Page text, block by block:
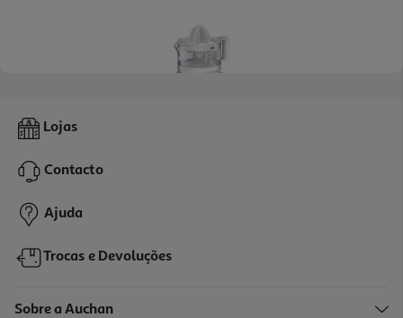
Espremedor De Citrinos Braun Citrusquick 1 Cj 3000 Branco 0.4 L
26,99 €
Lojas
Contacto
Ajuda
Trocas e Devoluções
Sobre a Auchan